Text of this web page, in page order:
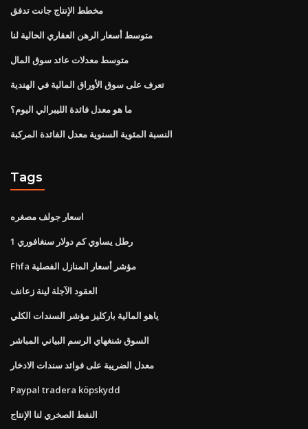
مخطط الإنتاج جانت تدفق
متوسط ​​أسعار الرهن العقاري الحالية لنا
متوسط ​​معدلات عائد سوق المال
تعرف على سوق الأوراق المالية في الهندية
ما هو معدل فائدة الليبرالي اليوم؟
النسبة المئوية السنوية معدل الفائدة المركبة
Tags
اسعار جولف مصغره
1 رطل يساوي كم دولار سنغافوري
Fhfa مؤشر أسعار المنازل الفصلية
العقود الآجلة لينة زعانف
ياهو المالية باركليز مؤشر السندات الكلي
السوق شنغهاي الرسم البياني المباشر
معدل الضريبة على فوائد سندات الادخار
Paypal tradera köpskydd
النفط الصخري لنا الإنتاج